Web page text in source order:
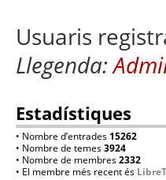
Usuaris
Llegenda:
Estadístiques
• Nombre d’entrades 15262
• Nombre de temes3924
• Nombre de membres2332
• El membre més recent és